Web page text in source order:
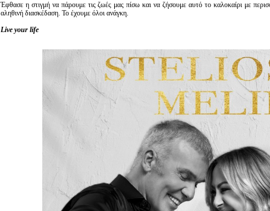
Έφθασε η στιγμή να πάρουμε τις ζωές μας πίσω και να ζήσουμε αυτό το καλοκαίρι με
αληθινή διασκέδαση. Το έχουμε όλοι ανάγκη.
Live your life